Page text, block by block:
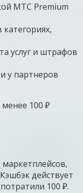
МТС Premium
услуг и штрафов
у партнеров
100 ₽
маркетплейсов,
действует
100 ₽.